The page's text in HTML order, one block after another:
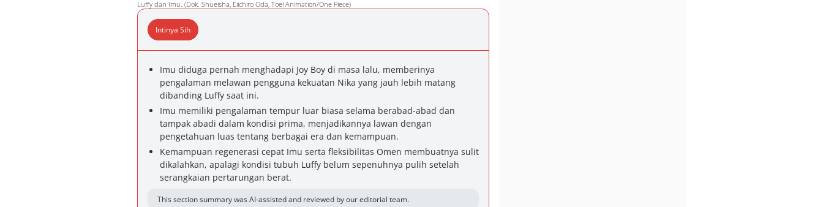
Luffy dan Imu. (Dok. Shueisha, Eiichiro Oda, Toei Animation/One Piece)
Intinya Sih
Imu diduga pernah menghadapi Joy Boy di masa lalu, memberinya
pengalaman melawan pengguna kekuatan Nika yang jauh lebih matang
dibanding Luffy saat ini.
Imu memiliki pengalaman tempur luar biasa selama berabad-abad dan
tampak abadi dalam kondisi prima, menjadikannya lawan dengan
pengetahuan luas tentang berbagai era dan kemampuan.
Kemampuan regenerasi cepat Imu serta fleksibilitas Omen membuatnya sulit
dikalahkan, apalagi kondisi tubuh Luffy belum sepenuhnya pulih setelah
serangkaian pertarungan berat.
This section summary was AI-assisted and reviewed by our editorial team.